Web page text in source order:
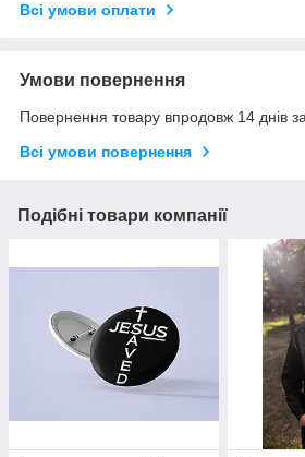
Всі умови оплати
Умови повернення
Повернення товару впродовж 14 днів
Всі умови повернення
Подібні товари компанії